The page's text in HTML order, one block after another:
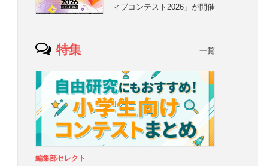
ィブコンテスト2026」が開催
特集 一覧
編集部セレクト